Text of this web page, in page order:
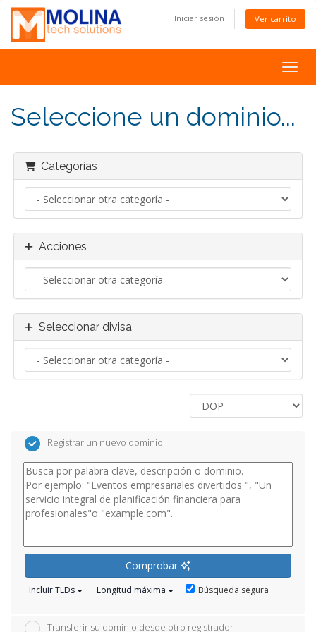
Iniciar sesión Ver carrito
Seleccione un dominio...
Categorías
Acciones
Seleccionar divisa
Registrar un nuevo dominio
Comprobar
Incluir TLDs Longitud máxima Búsqueda segura
Transferir su dominio desde otro registrador